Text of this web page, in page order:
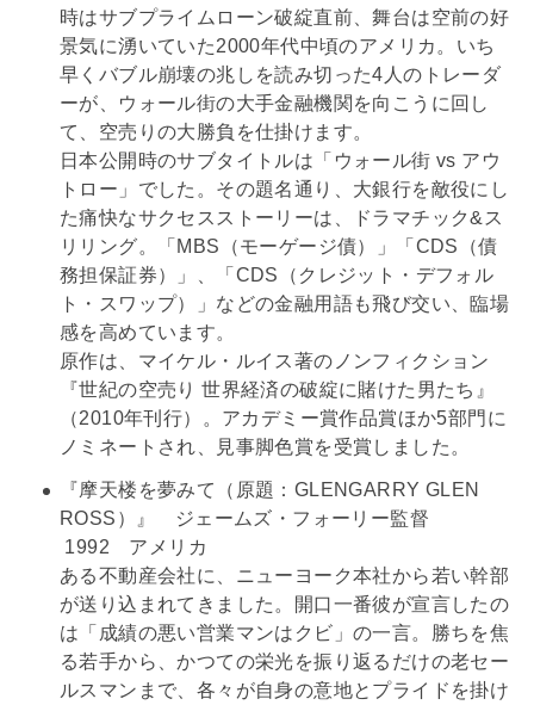
時はサブプライムローン破綻直前、舞台は空前の好
景気に湧いていた2000年代中頃のアメリカ。いち
早くバブル崩壊の兆しを読み切った4人のトレーダ
ーが、ウォール街の大手金融機関を向こうに回し
て、空売りの大勝負を仕掛けます。
日本公開時のサブタイトルは「ウォール街 vs アウ
トロー」でした。その題名通り、大銀行を敵役にし
た痛快なサクセスストーリーは、ドラマチック&ス
リリング。「 MBS（モーゲージ債）」「CDS（債
務担保証券）」、「CDS（クレジット・デフォル
ト・スワップ）」などの金融用語も飛び交い、臨場
感を高めています。
原作は、マイケル・ルイス著のノンフィクション
『世紀の空売り 世界経済の破綻に賭けた男たち』
（2010年刊行）。アカデミー賞作品賞ほか5部門に
ノミネートされ、見事脚色賞を受賞しました。
『摩天楼を夢みて（原題：GLENGARRY GLEN
ROSS）』 ジェームズ・フォーリー監督
1992 アメリカ
ある不動産会社に、ニューヨーク本社から若い幹部
が送り込まれてきました。開口一番彼が宣言したの
は「成績の悪い営業マンはクビ」の一言。勝ちを焦
る若手から、かつての栄光を振り返るだけの老セー
ルスマンまで、各々が自身の意地とプライドを掛け